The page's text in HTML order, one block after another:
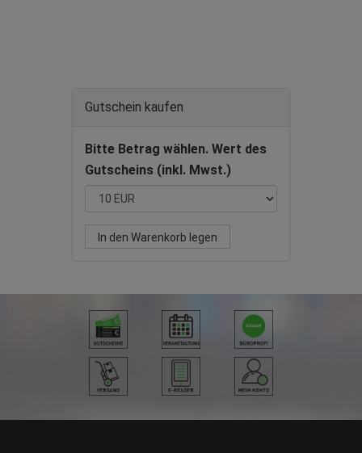
Gutschein kaufen
Bitte Betrag wählen. Wert des
Gutscheins (inkl. Mwst.)
In den Warenkorb legen